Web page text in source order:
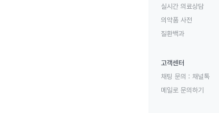
실시간 의료상담
의약품 사전
질환백과
고객센터
채팅 문의 : 채널톡
메일로 문의하기